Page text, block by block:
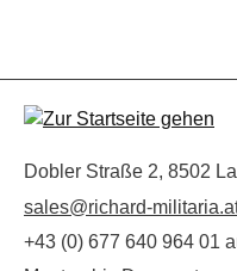
Dobler Straße 2, 8502
sales@richard-
+43 (0) 677 640 964 01